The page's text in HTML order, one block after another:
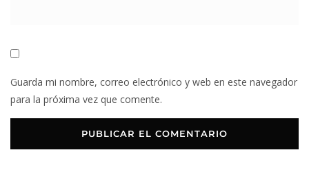
Guarda mi nombre, correo electrónico y web en este navegador
para la próxima vez que comente.